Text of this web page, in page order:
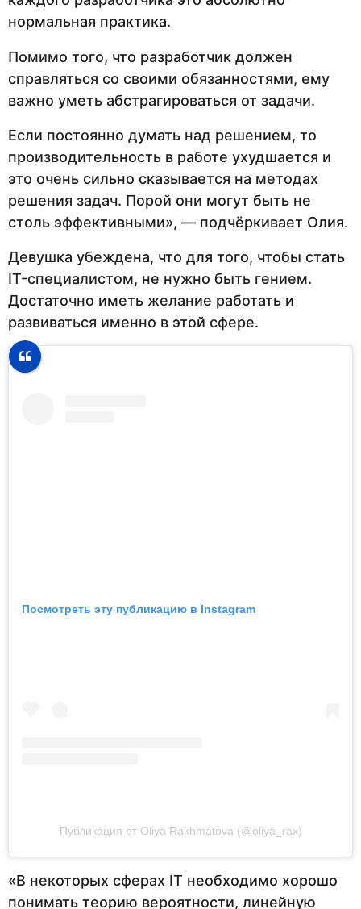
нормальная практика.
Помимо того, что разработчик должен
справляться со своими обязанностями, ему
важно уметь абстрагироваться от задачи.
Если постоянно думать над решением, то
производительность в работе ухудшается и
это очень сильно сказывается на методах
решения задач. Порой они могут быть не
столь эффективными», — подчёркивает Олия.
Девушка убеждена, что для того, чтобы стать
IT-специалистом, не нужно быть гением.
Достаточно иметь желание работать и
развиваться именно в этой сфере.
Посмотреть эту публикацию в Instagram
Публикация от Oliya Rakhmatova (@oliya_rax)
«В некоторых сферах IT необходимо хорошо
понимать теорию вероятности, линейную